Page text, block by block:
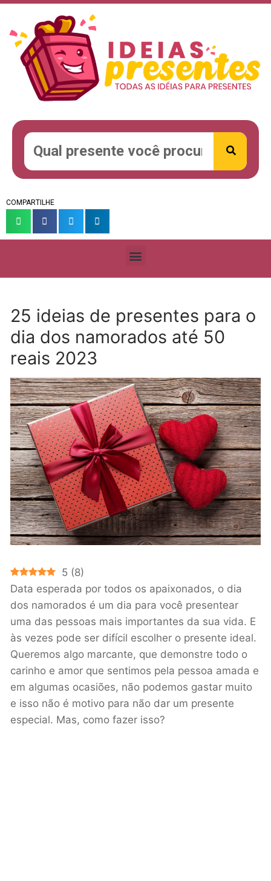
COMPARTILHE
25 ideias de presentes para o
dia dos namorados até 50
reais 2023
5 (8)
Data esperada por todos os apaixonados, o dia
dos namorados é um dia para você presentear
uma das pessoas mais importantes da sua vida. E
às vezes pode ser difícil escolher o presente ideal.
Queremos algo marcante, que demonstre todo o
carinho e amor que sentimos pela pessoa amada e
em algumas ocasiões, não podemos gastar muito
e isso não é motivo para não dar um presente
especial. Mas, como fazer isso?